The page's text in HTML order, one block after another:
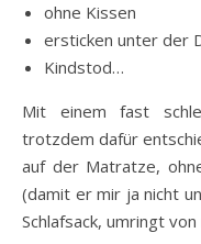
ohne Kissen
ersticken unter der
Kindstod…
Mit einem fast
trotzdem dafür
auf der Matratze,
(damit er mir ja nicht
Schlafsack, umringt